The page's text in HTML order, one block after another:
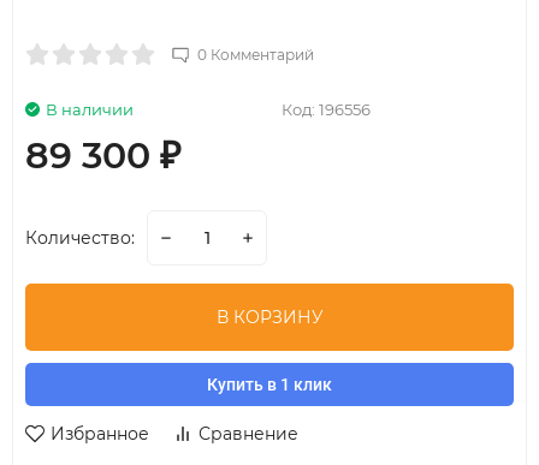
0 Комментарий
Код: 196556
В наличии
89 300 ₽
Количество:
В КОРЗИНУ
Купить в 1 клик
Избранное
Сравнение